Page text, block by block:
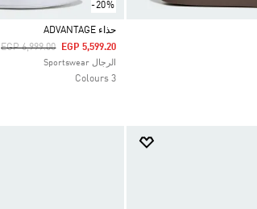
-20%
Selected
حذاء ADVANTAGE
Price Reduced From
EGP 6,999.00ToEGP 5,599.20
الرجال Sportswear
3 Colours